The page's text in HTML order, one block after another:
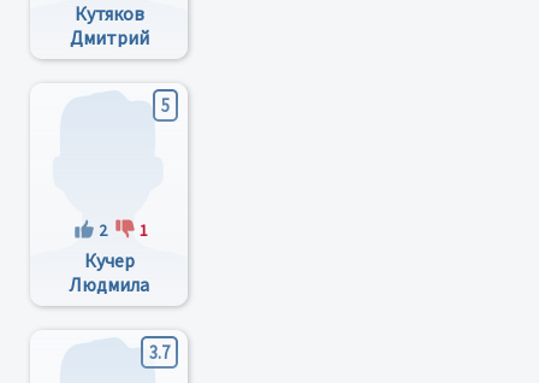
Кутяков
Дмитрий
Владимирович
5
2 1
Кучер
Людмила
Ивановна
3.7